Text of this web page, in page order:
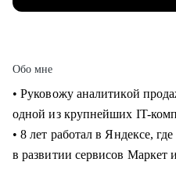
Обо мне
• Руковожу аналитикой
одной из крупнейших IT-
• 8 лет работал в Яндексе,
в развитии сервисов Маркет